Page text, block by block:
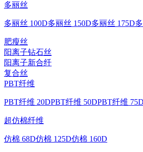
多丽丝
多丽丝 100D多丽丝 150D多丽丝 175D
肥瘦丝
阳离子钻石丝
阳离子新合纤
复合丝
PBT纤维
PBT纤维 20DPBT纤维 50DPBT纤维 75D
超仿棉纤维
仿棉 68D仿棉 125D仿棉 160D